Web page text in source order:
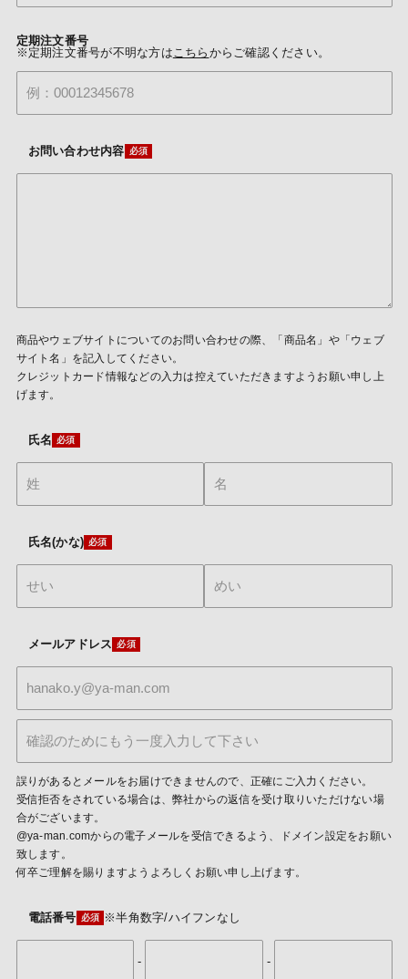
定期注文番号
※定期注文番号が不明な方は こちら からご確認ください。
お問い合わせ内容
商品やウェブサイトについてのお問い合わせの際、「商品名」や「ウェブ
サイト名」を記入してください。
クレジットカード情報などの入力は控えていただきますようお願い申し上
げます。
氏名
氏名(かな)
メールアドレス
誤りがあるとメールをお届けできませんので、正確にご入力ください。
受信拒否をされている場合は、弊社からの返信を受け取りいただけない場
合がございます。
@ya-man.comからの電子メールを受信できるよう、ドメイン設定をお願い
致します。
何卒ご理解を賜りますようよろしくお願い申し上げます。
電話番号 ※半角数字/ハイフンなし
- -